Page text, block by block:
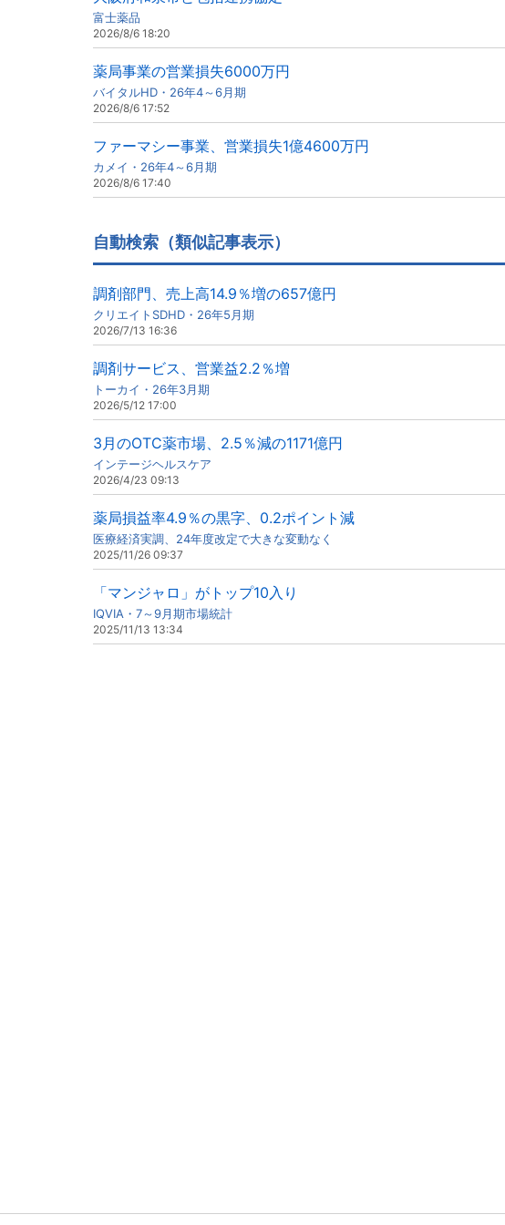
富士薬品
2026/8/6 18:20
薬局事業の営業損失6000万円
バイタルHD・26年4～6月期
2026/8/6 17:52
ファーマシー事業、営業損失1億4600万円
カメイ・26年4～6月期
2026/8/6 17:40
自動検索（類似記事表示）
調剤部門、売上高14.9％増の657億円
クリエイトSDHD・26年5月期
2026/7/13 16:36
調剤サービス、営業益2.2％増
トーカイ・26年3月期
2026/5/12 17:00
3月のOTC薬市場、2.5％減の1171億円
インテージヘルスケア
2026/4/23 09:13
薬局損益率4.9％の黒字、0.2ポイント減
医療経済実調、24年度改定で大きな変動なく
2025/11/26 09:37
「マンジャロ」がトップ10入り
IQVIA・7～9月期市場統計
2025/11/13 13:34